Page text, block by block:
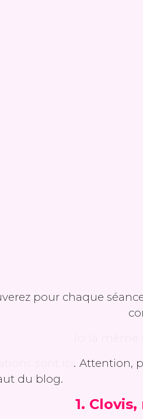
pour chaque
. Attention,
du blog.
1.